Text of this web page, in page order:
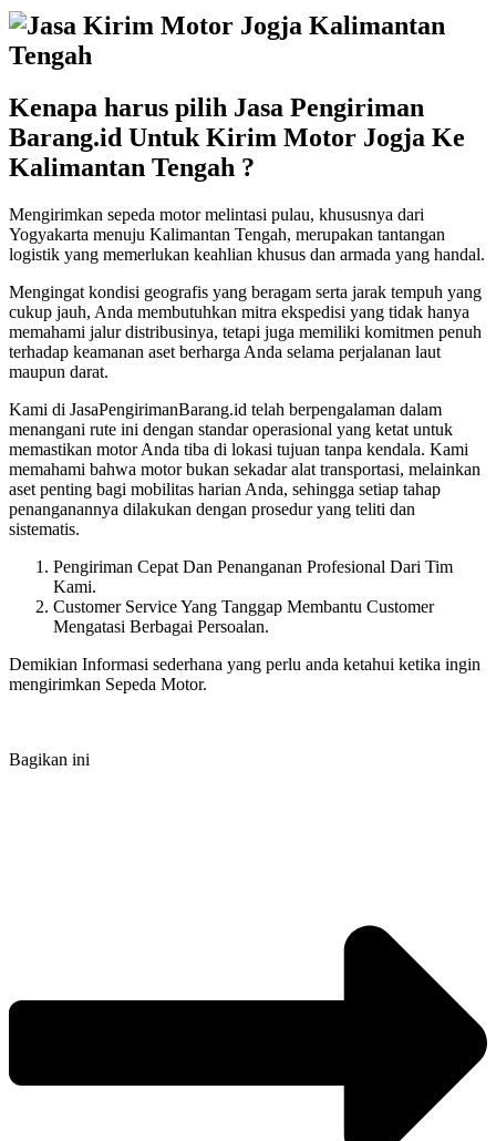
Kenapa harus pilih Jasa Pengiriman
Barang.id Untuk Kirim Motor Jogja Ke
Kalimantan Tengah ?
Mengirimkan sepeda motor melintasi pulau, khususnya dari
Yogyakarta menuju Kalimantan Tengah, merupakan tantangan
logistik yang memerlukan keahlian khusus dan armada yang handal.
Mengingat kondisi geografis yang beragam serta jarak tempuh yang
cukup jauh, Anda membutuhkan mitra ekspedisi yang tidak hanya
memahami jalur distribusinya, tetapi juga memiliki komitmen penuh
terhadap keamanan aset berharga Anda selama perjalanan laut
maupun darat.
Kami di JasaPengirimanBarang.id telah berpengalaman dalam
menangani rute ini dengan standar operasional yang ketat untuk
memastikan motor Anda tiba di lokasi tujuan tanpa kendala. Kami
memahami bahwa motor bukan sekadar alat transportasi, melainkan
aset penting bagi mobilitas harian Anda, sehingga setiap tahap
penanganannya dilakukan dengan prosedur yang teliti dan
sistematis.
Pengiriman Cepat Dan Penanganan Profesional Dari Tim
Kami.
Customer Service Yang Tanggap Membantu Customer
Mengatasi Berbagai Persoalan.
Demikian Informasi sederhana yang perlu anda ketahui ketika ingin
mengirimkan Sepeda Motor.
Bagikan ini